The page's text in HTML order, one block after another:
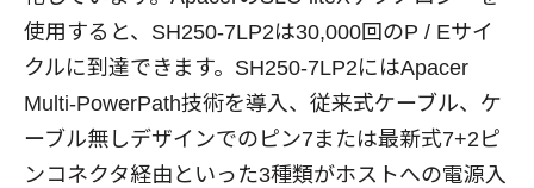
使用すると、SH250-7LP2は30,000回のP / Eサイ
クルに到達できます。SH250-7LP2にはApacer
Multi-PowerPath技術を導入、従来式ケーブル、ケ
ーブル無しデザインでのピン7または最新式7+2ピ
ンコネクタ経由といった3種類がホストへの電源入